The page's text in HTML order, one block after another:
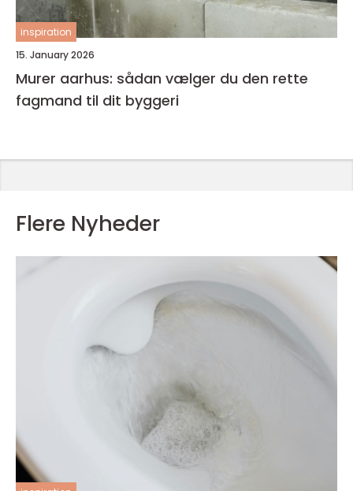
inspiration
15. January 2026
Murer aarhus: sådan vælger du den rette
fagmand til dit byggeri
Flere Nyheder